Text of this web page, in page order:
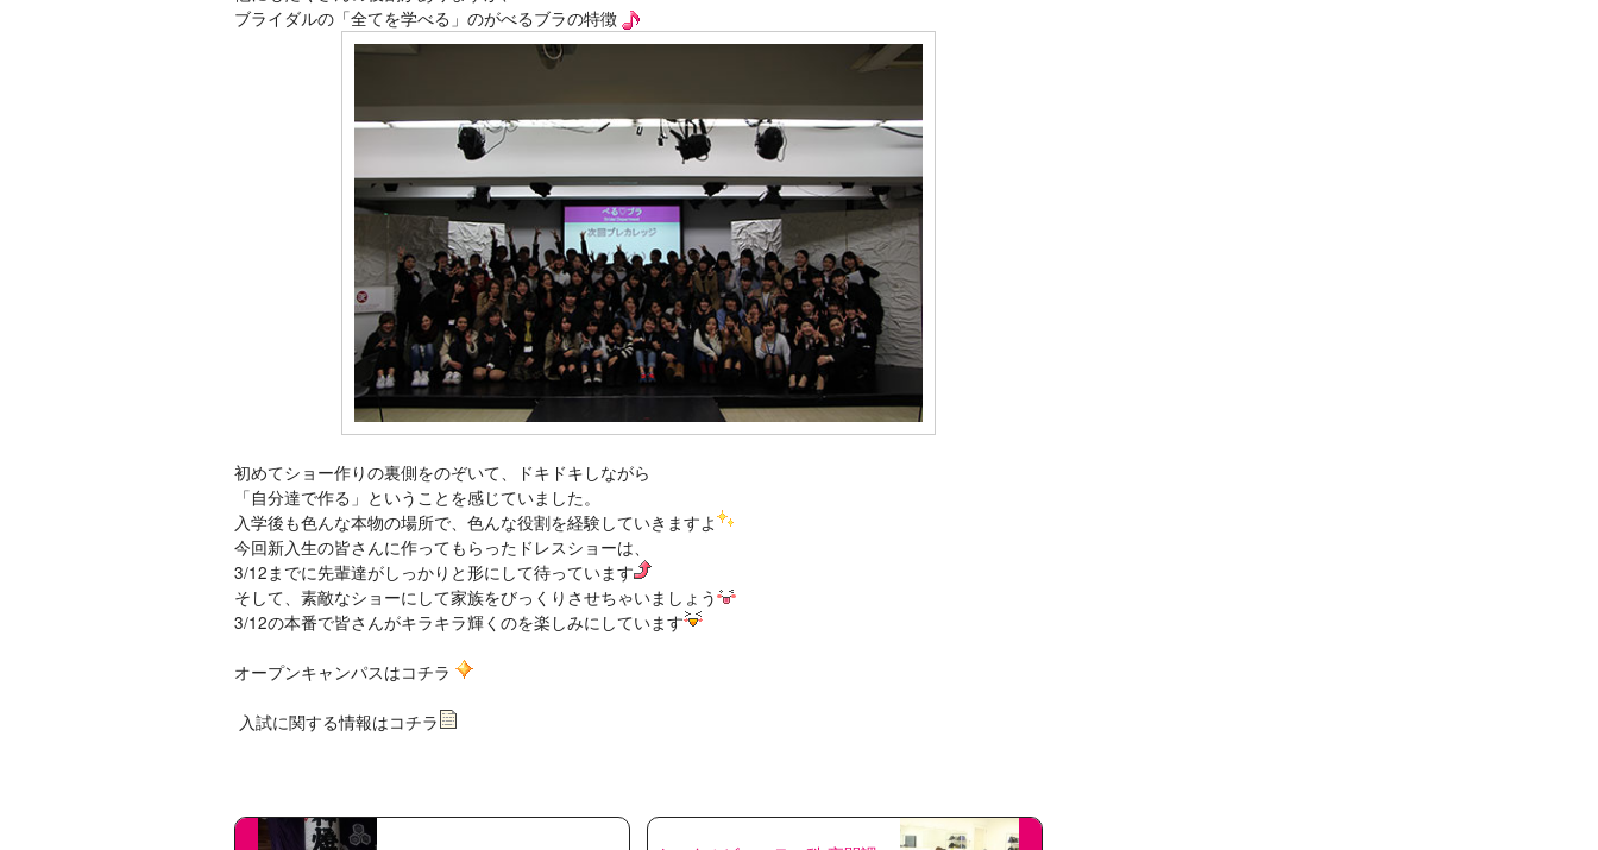
ブライダルの「全てを学べる」のがべるブラの特徴
初めてショー作りの裏側をのぞいて、ドキドキしながら
「自分達で作る」ということを感じていました。
入学後も色んな本物の場所で、色んな役割を経験していきますよ
今回新入生の皆さんに作ってもらったドレスショーは、
3/12までに先輩達がしっかりと形にして待っています
そして、素敵なショーにして家族をびっくりさせちゃいましょう
3/12の本番で皆さんがキラキラ輝くのを楽しみにしています
オープンキャンパスはコチラ
入試に関する情報はコチラ